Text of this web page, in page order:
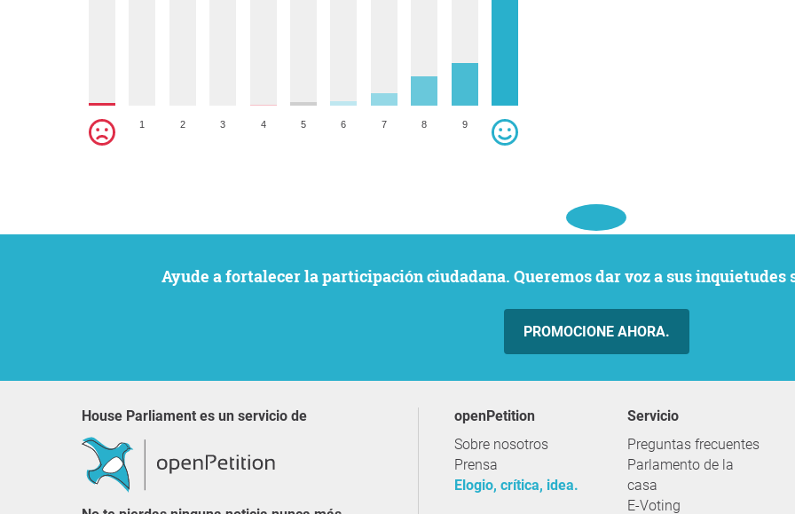
1 2 3 4 5 6 7 8 9
Ayude a fortalecer la participación ciudadana. Queremos dar voz a sus
PROMOCIONE AHORA.
House Parliament es un servicio de
openPetition
Sobre nosotros
Prensa
Elogio, crítica, idea.
servicio
Preguntas frecuentes
Parlamento de la
casa
E-Voting